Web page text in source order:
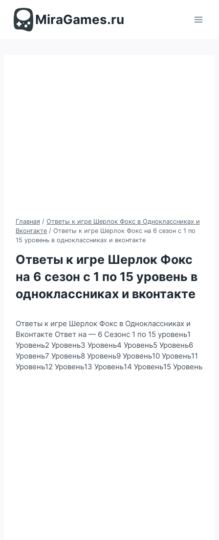
содержимомуMiraGames.ru
Главная / Ответы к игре Шерлок Фокс в Одноклассниках и
Вконтакте / Ответы к игре Шерлок Фокс на 6 сезон с 1 по
15 уровень в одноклассниках и вконтакте
Ответы к игре Шерлок Фокс
на 6 сезон с 1 по 15 уровень в
одноклассниках и вконтакте
Ответы к игре Шерлок Фокс в Одноклассниках и
Вконтакте Ответ на — 6 Сезонс 1 по 15 уровень1
Уровень2 Уровень3 Уровень4 Уровень5 Уровень6
Уровень7 Уровень8 Уровень9 Уровень10 Уровень11
Уровень12 Уровень13 Уровень14 Уровень15 Уровень